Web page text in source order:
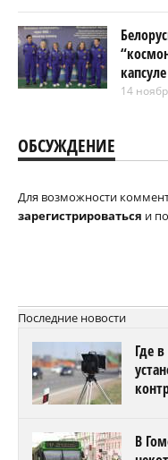
14
ОБСУЖДЕНИЕ
Для возможности
зарегистрироваться и
Последние новости
Где
В